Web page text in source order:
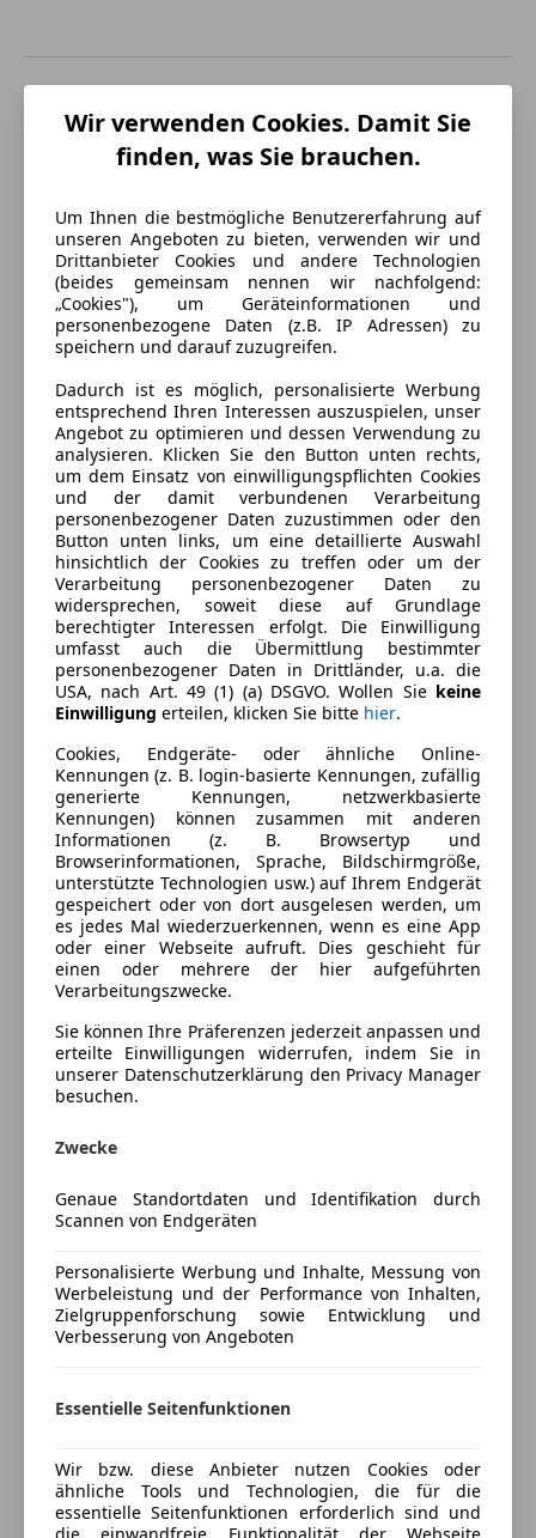
Anderer Energieträger
Strom
CO₂-Emissionen
0 g/km (komb.)
Ausstattung
3-Zonen-Klimaautomatik
360° Kamera
Armlehne
Einparkhilfe
Einparkhilfe Rückfahrkamera
Einparkhilfe selbstlenkendes System
Einparkhilfe Sensoren hinten
Einparkhilfe Sensoren vorne
Elektrische Fensterheber
Elektrische Heckklappe
Elektrische Seitenspiegel
Elektrische Sitze
Getönte Scheiben
Head-up display
Lederausstattung
Lederlenkrad
Lichtsensor
Massagesitze
Multifunktionslenkrad
Navigationssystem
Panoramadach
Sitzbelüftung
Sitzheizung
Tempomat
Unterhaltung/Media
Apple CarPlay
Bordcomputer
DAB-Radio
Freisprecheinrichtung
USB
Sicherheit
Abstandstempomat
Farbe und Innenausstattung
Außenfarbe
Grau
Farbe laut Hersteller
Suzukagrau metallic
Lackierung
Metallic
Farbe der
Innenausstattung
Schwarz
Innenausstattung Vollleder
Fahrzeugbeschreibung
Traumhaft ausgestatteten Audi e-tron GT RS jetzt
zum HÖSCH-Vorteilspreis sichern. Wir freuen uns auf
Ihre Anfrage.
Preis inkl. HÖSCH Boni: 73.490 €
Preis ohne Boni: 77.490 €
Leasing Bonus: 3.000 €
Eintausch Bonus: 500 €
Versicherungs Bonus: 500 €
Listenneupreis: 171.106 €
Jetzt hunderte weitere Premium-Jungwagen auf
__________________________________________________________
_________________
Ausstattung:
• Optikpaket schwarz plus
• RS-Designpaket rot
• Sportsitze pro vorne
• Sitzbelüftung vorne
• Massagesitze vorne
Preisbewertung
Versicherung
anpassen
Freischaden-Gutschein ab Stufe 0
Wir verwenden Cookies. Damit Sie
finden, was Sie brauchen.
Um Ihnen die bestmögliche Benutzererfahrung auf
unseren Angeboten zu bieten, verwenden wir und
Drittanbieter Cookies und andere Technologien
(beides gemeinsam nennen wir nachfolgend:
„Cookies"), um Geräteinformationen und
personenbezogene Daten (z.B. IP Adressen) zu
speichern und darauf zuzugreifen.
Dadurch ist es möglich, personalisierte Werbung
entsprechend Ihren Interessen auszuspielen, unser
Angebot zu optimieren und dessen Verwendung zu
analysieren. Klicken Sie den Button unten rechts,
um dem Einsatz von einwilligungspflichten Cookies
und der damit verbundenen Verarbeitung
personenbezogener Daten zuzustimmen oder den
Button unten links, um eine detaillierte Auswahl
hinsichtlich der Cookies zu treffen oder um der
Verarbeitung personenbezogener Daten zu
widersprechen, soweit diese auf Grundlage
berechtigter Interessen erfolgt. Die Einwilligung
umfasst auch die Übermittlung bestimmter
personenbezogener Daten in Drittländer, u.a. die
USA, nach Art. 49 (1) (a) DSGVO. Wollen Sie keine
Einwilligung erteilen, klicken Sie bitte hier.
Cookies, Endgeräte- oder ähnliche Online-
Kennungen (z. B. login-basierte Kennungen, zufällig
generierte Kennungen, netzwerkbasierte
Kennungen) können zusammen mit anderen
Informationen (z. B. Browsertyp und
Browserinformationen, Sprache, Bildschirmgröße,
unterstützte Technologien usw.) auf Ihrem Endgerät
gespeichert oder von dort ausgelesen werden, um
es jedes Mal wiederzuerkennen, wenn es eine App
oder einer Webseite aufruft. Dies geschieht für
einen oder mehrere der hier aufgeführten
Verarbeitungszwecke.
Sie können Ihre Präferenzen jederzeit anpassen und
erteilte Einwilligungen widerrufen, indem Sie in
unserer Datenschutzerklärung den Privacy Manager
besuchen.
Zwecke
Genaue Standortdaten und Identifikation durch
Scannen von Endgeräten
Personalisierte Werbung und Inhalte, Messung von
Werbeleistung und der Performance von Inhalten,
Zielgruppenforschung sowie Entwicklung und
Verbesserung von Angeboten
Essentielle Seitenfunktionen
Wir bzw. diese Anbieter nutzen Cookies oder
ähnliche Tools und Technologien, die für die
essentielle Seitenfunktionen erforderlich sind und